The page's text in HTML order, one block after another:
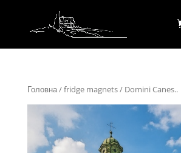
Головна/fridge magnets/ Domini Canes..